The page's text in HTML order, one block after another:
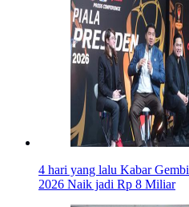
4 hari yang lalu Kabar
2026 Naik jadi Rp 8 Miliar